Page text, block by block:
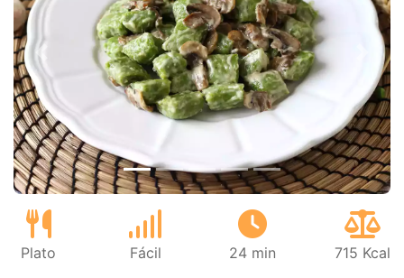
Anterior
Plato Fácil 24 min 715 Kcal